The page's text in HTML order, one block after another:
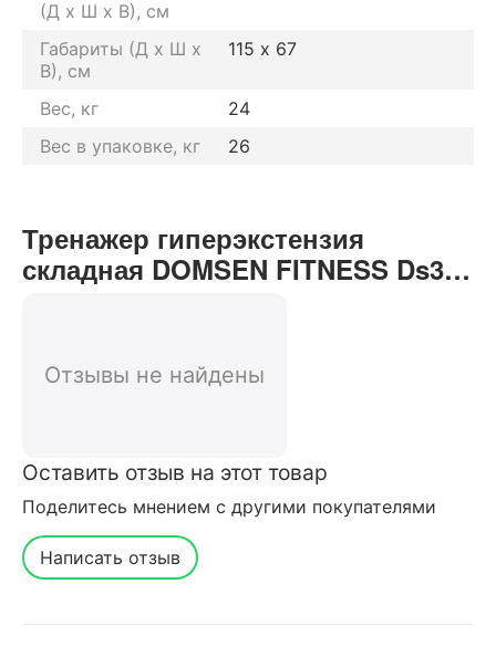
(Д х Ш х В), см
Габариты (Д х Ш х
В), см
115 х 67
Вес, кг
24
Вес в упаковке, кг
26
Тренажер гиперэкстензия
складная DOMSEN FITNESS Ds34
магазина
Отзывы не найдены
Оставить отзыв на этот товар
Поделитесь мнением с другими покупателями
Написать отзыв